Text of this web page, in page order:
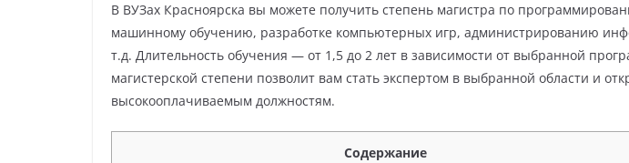
В ВУЗах Красноярска вы можете получить степень магистра по
машинному обучению, разработке компьютерных игр, администрированию
т.д. Длительность обучения — от 1,5 до 2 лет в зависимости от выбранной
магистерской степени позволит вам стать экспертом в выбранной области и
высокооплачиваемым должностям.
Содержание